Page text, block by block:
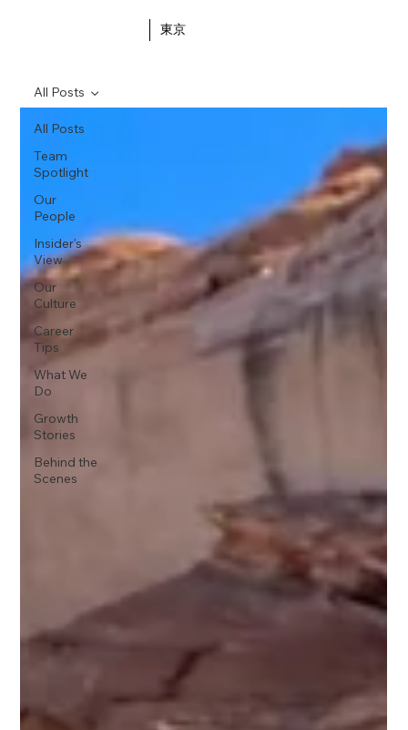
東京
All Posts
Team
Spotlight
Our
People
Insider's
View
Our
Culture
Career
Tips
What We
Do
Growth
Stories
Behind the
Scenes
All Posts